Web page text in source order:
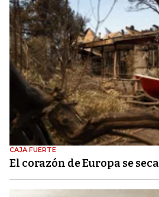
CAJA FUERTE
El corazón de Europa se seca